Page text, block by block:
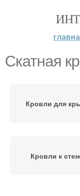
Скатная
Кровли для
Кровли к